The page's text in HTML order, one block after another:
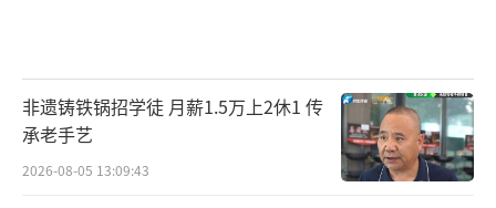
非遗铸铁锅招学徒 月薪1.5万上2休1 传
承老手艺
2026-08-05 13:09:43